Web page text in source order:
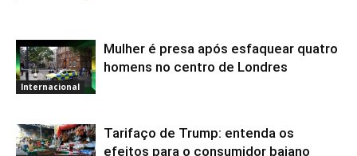
Internacional
Mulher é presa após esfaquear quatro
homens no centro de Londres
Tarifaço de Trump: entenda os
efeitos para o consumidor baiano